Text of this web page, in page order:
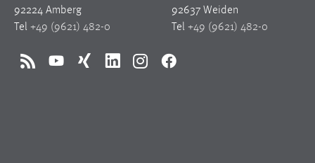
92224 Amberg
Tel +49 (9621) 482-0
92637 Weiden
Tel +49 (9621) 482-0
RSS YouTubeXing LinkedInInstagramFacebook
MARKETING
verwendet, um personalisierte Werbung anzuzeigen.
Sie tun dies, indem sie Besucher über Websites